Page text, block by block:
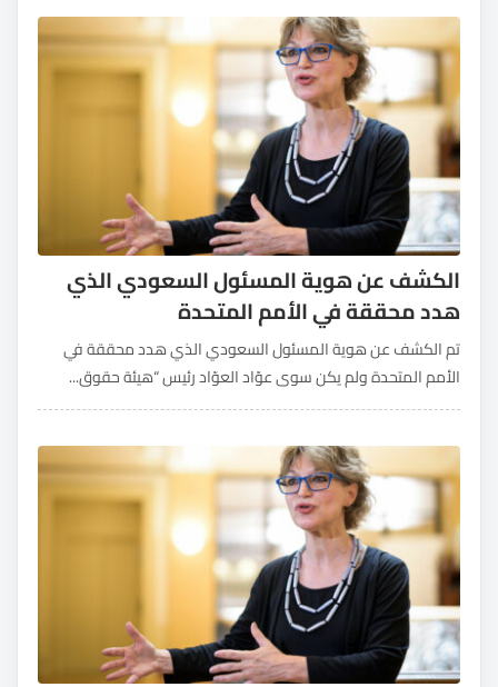
الكشف عن هوية المسئول السعودي الذي
هدد محققة في الأمم المتحدة
تم الكشف عن هوية المسئول السعودي الذي هدد محققة في
الأمم المتحدة ولم يكن سوى عوّاد العوّاد رئيس “هيئة حقوق...